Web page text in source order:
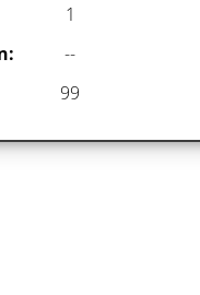
1
--
99